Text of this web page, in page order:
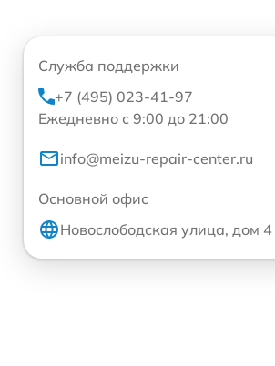
Служба поддержки
+7 (495) 023-41-97
Ежедневно с 9:00 до 21:00
info@meizu-repair-center.ru
Основной офис
Новослободская улица, дом 4